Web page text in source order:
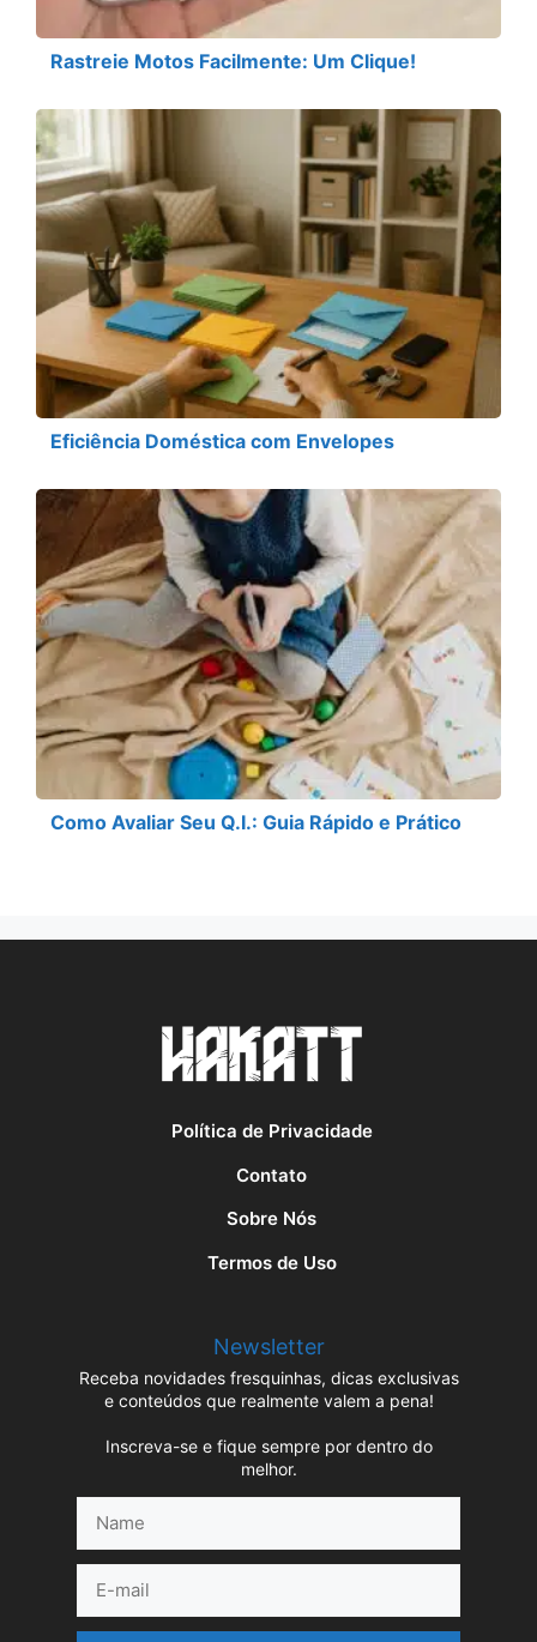
Rastreie Motos Facilmente: Um Clique!
Eficiência Doméstica com Envelopes
Como Avaliar Seu Q.I.: Guia Rápido e Prático
Política de Privacidade
Contato
Sobre Nós
Termos de Uso
Newsletter
Receba novidades fresquinhas, dicas exclusivas
e conteúdos que realmente valem a pena!
Inscreva-se e fique sempre por dentro do
melhor.
mail